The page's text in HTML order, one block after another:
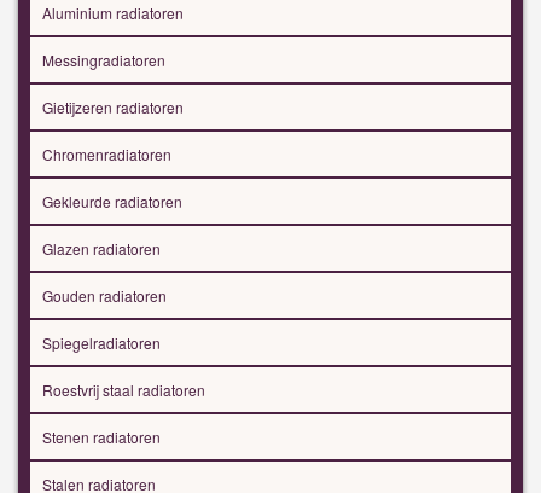
Aluminium radiatoren
Messingradiatoren
Gietijzeren radiatoren
Chromenradiatoren
Gekleurde radiatoren
Glazen radiatoren
Gouden radiatoren
Spiegelradiatoren
Roestvrij staal radiatoren
Stenen radiatoren
Stalen radiatoren